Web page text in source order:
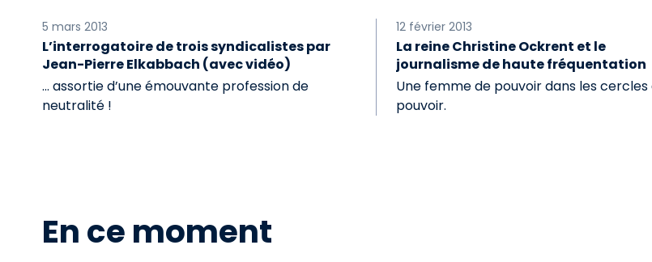
5 mars 2013
L’interrogatoire de trois syndicalistes par
Jean-Pierre Elkabbach (avec vidéo)
… assortie d’une émouvante profession de
neutralité !
12 février 2013
La reine Christine Ockrent et le
journalisme de haute fréquentation
Une femme de pouvoir dans les cercles
pouvoir.
En ce moment